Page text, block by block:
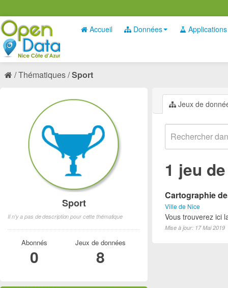
Accueil Données Applications
Thématiques Sport
Jeux de
1 jeu
Cartographie
Ville de Nice
Vous trouverez ici
Mise à jour: 17 Mai 2019
Sport
Il n'y a pas de description pour cette thématique
Abonnés
0
Jeux de données
8